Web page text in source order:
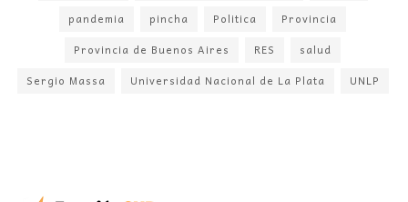
pandemia
pincha Politica
Provincia
Provincia de Buenos Aires
RES
salud
Sergio Massa
Universidad Nacional de La Plata UNLP